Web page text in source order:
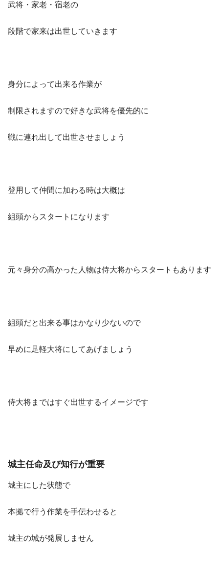
武将・家老・宿老の
段階で家来は出世していきます
身分によって出来る作業が
制限されますので好きな武将を優先的に
戦に連れ出して出世させましょう
登用して仲間に加わる時は大概は
組頭からスタートになります
元々身分の高かった人物は侍大将からスタートもあります
組頭だと出来る事はかなり少ないので
早めに足軽大将にしてあげましょう
侍大将まではすぐ出世するイメージです
城主任命及び知行が重要
城主にした状態で
本拠で行う作業を手伝わせると
城主の城が発展しません